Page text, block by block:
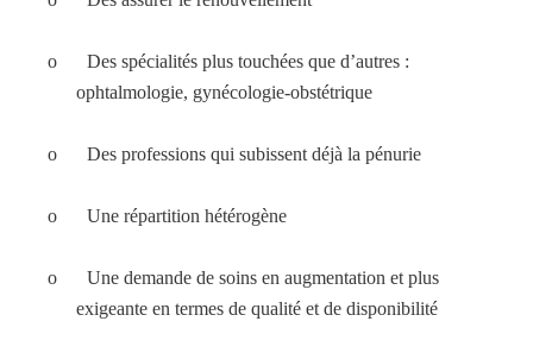
o
Des spécialités plus touchées que d’autres :
ophtalmologie, gynécologie-obstétrique
o Des professions qui subissent déjà la pénurie
o Une répartition hétérogène
o
Une demande de soins en augmentation et plus
exigeante en termes de qualité et de disponibilité